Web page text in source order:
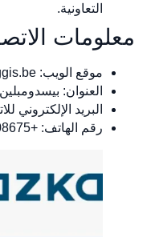
التعاونية.
معلومات
موقع الويب: http://www.siggis.be
العنوان: بيسدومبلين 3، 9000 غنت
البريد الإلكتروني
رقم الهاتف: +3223008675